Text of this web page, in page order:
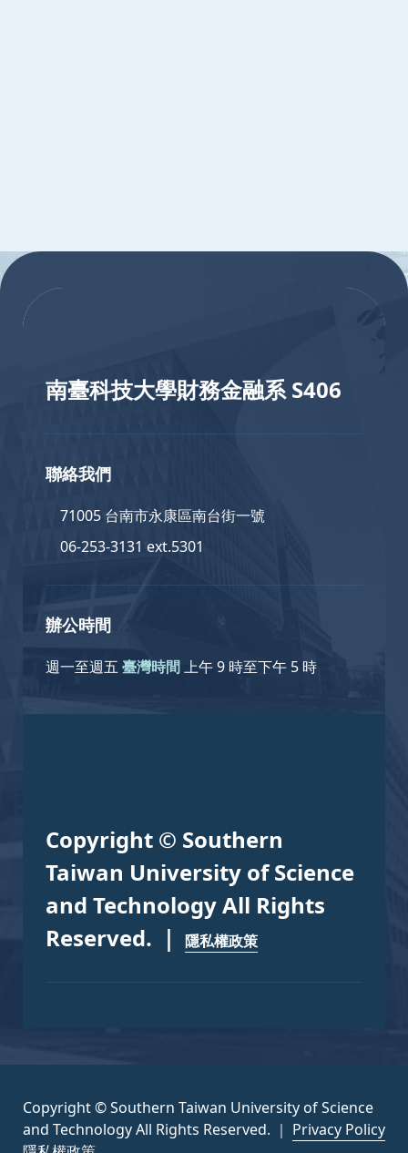
:::
南臺科技大學財務金融系 S406
聯絡我們
71005 台南市永康區南台街一號
06-253-3131 ext.5301
辦公時間
週一至週五 臺灣時間上午 9 時至下午 5 時
Copyright © Southern
Taiwan University of Science
and Technology All Rights
Reserved. ｜
隱私權政策
Copyright © Southern Taiwan University of Science
and Technology All Rights Reserved. ｜ Privacy Policy